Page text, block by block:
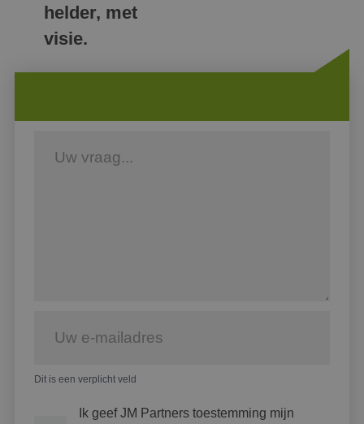
helder, met
visie.
Dit is een verplicht veld
Ik geef JM Partners toestemming mijn